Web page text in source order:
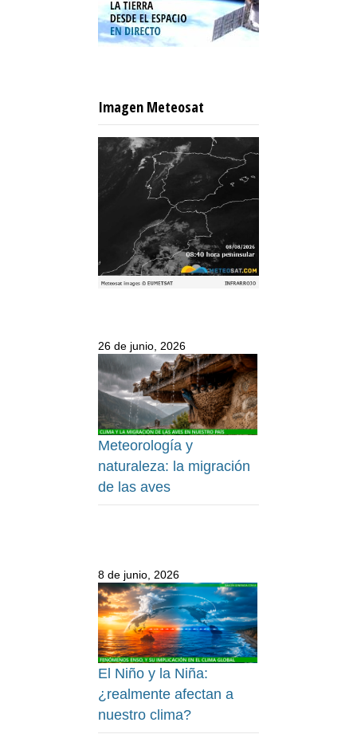
Imagen Meteosat
26 de junio, 2026
Meteorología y
naturaleza: la migración
de las aves
8 de junio, 2026
El Niño y la Niña:
¿realmente afectan a
nuestro clima?